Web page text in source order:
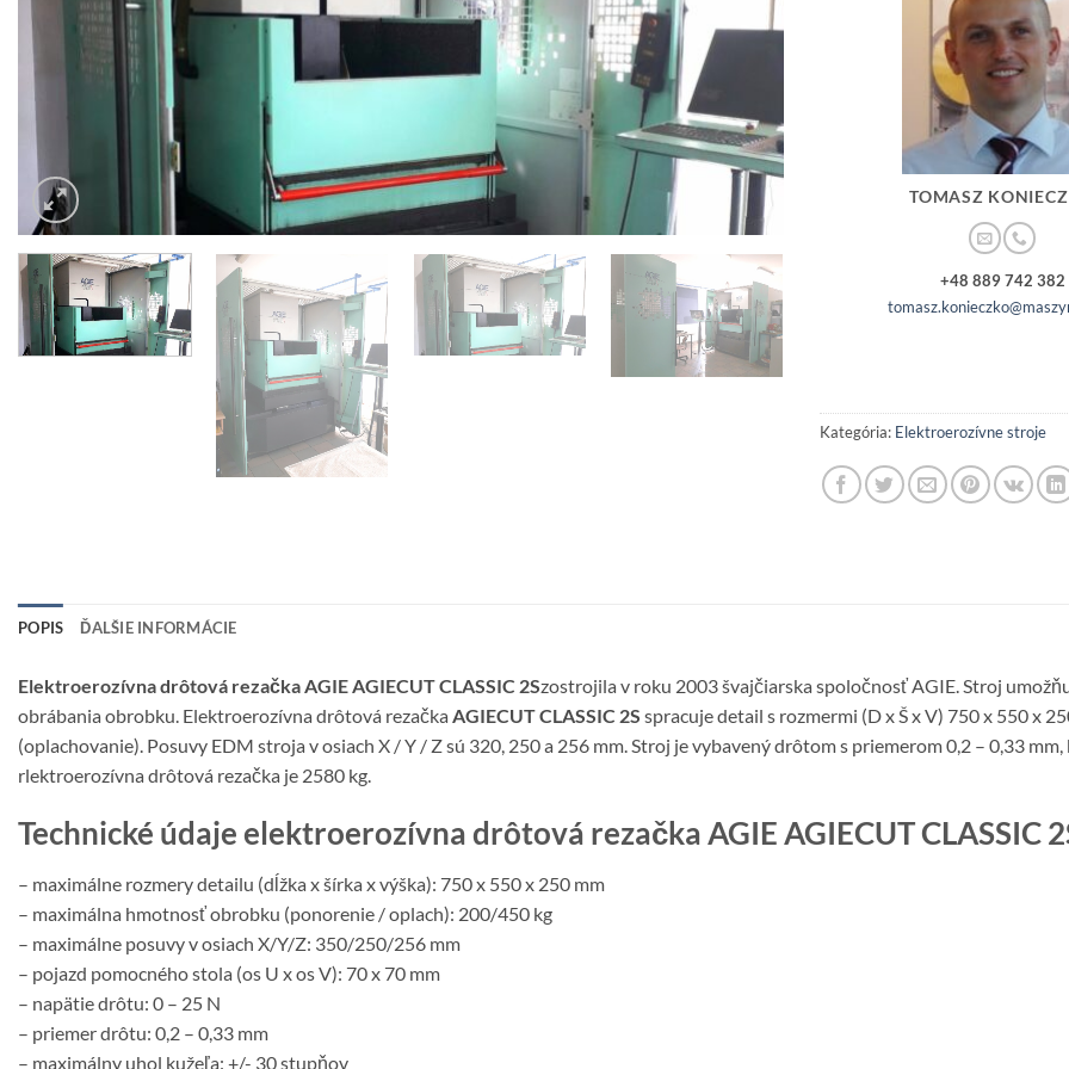
TOMASZ
+48 889 742 382
Kategória: Elektroerozívne stroje
POPIS ĎALŠIE INFORMÁCIE
Elektroerozívna drôtová rezačka AGIE AGIECUT CLASSIC 2Szostrojila v roku 2003 švajčiarska spoločnosť AGIE. Stroj
obrábania obrobku. Elektroerozívna drôtová rezačka AGIECUT CLASSIC 2S spracuje detail s rozmermi (D x Š x V) 750 x 550 x
(oplachovanie). Posuvy EDM stroja v osiach X / Y / Z sú 320, 250 a 256 mm. Stroj je vybavený drôtom s priemerom 0,2 – 0,33
rlektroerozívna drôtová rezačka je 2580 kg.
Technické údaje elektroerozívna drôtová rezačka AGIE AGIECUT CLASSIC
– maximálne rozmery detailu (dĺžka x šírka x výška): 750 x 550 x 250 mm
– maximálna hmotnosť obrobku (ponorenie / oplach): 200/450 kg
– maximálne posuvy v osiach X/Y/Z: 350/250/256 mm
– pojazd pomocného stola (os U x os V): 70 x 70 mm
– napätie drôtu: 0 – 25 N
– priemer drôtu: 0,2 – 0,33 mm
– maximálny uhol kužeľa: +/- 30 stupňov